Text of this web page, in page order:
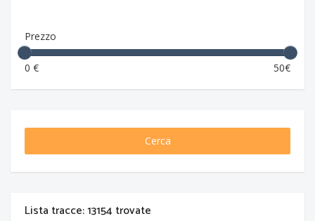
Prezzo
0 € 50€
Cerca
Lista tracce: 13154 trovate